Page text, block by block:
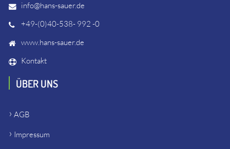
info@hans-sauer.de
+49-(0)40-538- 992 -0
www.hans-sauer.de
Kontakt
ÜBER UNS
AGB
Impressum